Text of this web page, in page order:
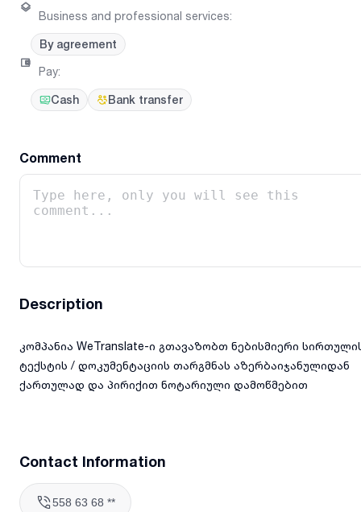
Business and professional services:
By agreement
Pay:
Cash Bank transfer
Comment
Description
კომპანია WeTranslate-ი გთავაზობთ ნებისმიერი
ტექსტის / დოკუმენტაციის თარგმნას აზერბაიჯანულიდან
ქართულად და პირიქით ნოტარიული დამოწმებით
Contact Information
558 63 68 **